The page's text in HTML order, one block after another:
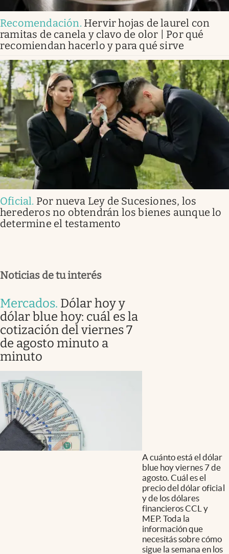
Recomendación. Hervir hojas de laurel con
ramitas de canela y clavo de olor | Por qué
recomiendan hacerlo y para qué sirve
Oficial. Por nueva Ley de Sucesiones, los
herederos no obtendrán los bienes aunque lo
determine el testamento
Noticias de tu interés
Mercados. Dólar hoy y
dólar blue hoy: cuál es la
cotización del viernes 7
de agosto minuto a
minuto
A cuánto está el dólar
blue hoy viernes 7 de
agosto. Cuál es el
precio del dólar oficial
y de los dólares
financieros CCL y
MEP. Toda la
información que
necesitás sobre cómo
sigue la semana en los